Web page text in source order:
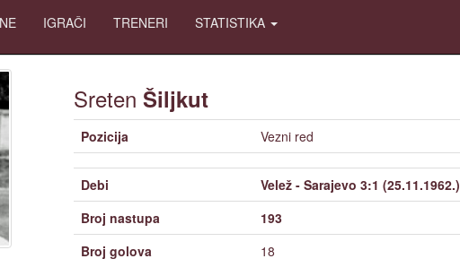
IGRAČI TRENERI STATISTIKA
Sreten Šiljkut
Pozicija Vezni red
Debi
Velež - Sarajevo 3:1 (25.11.1962.)
Broj nastupa
193
Broj golova
18